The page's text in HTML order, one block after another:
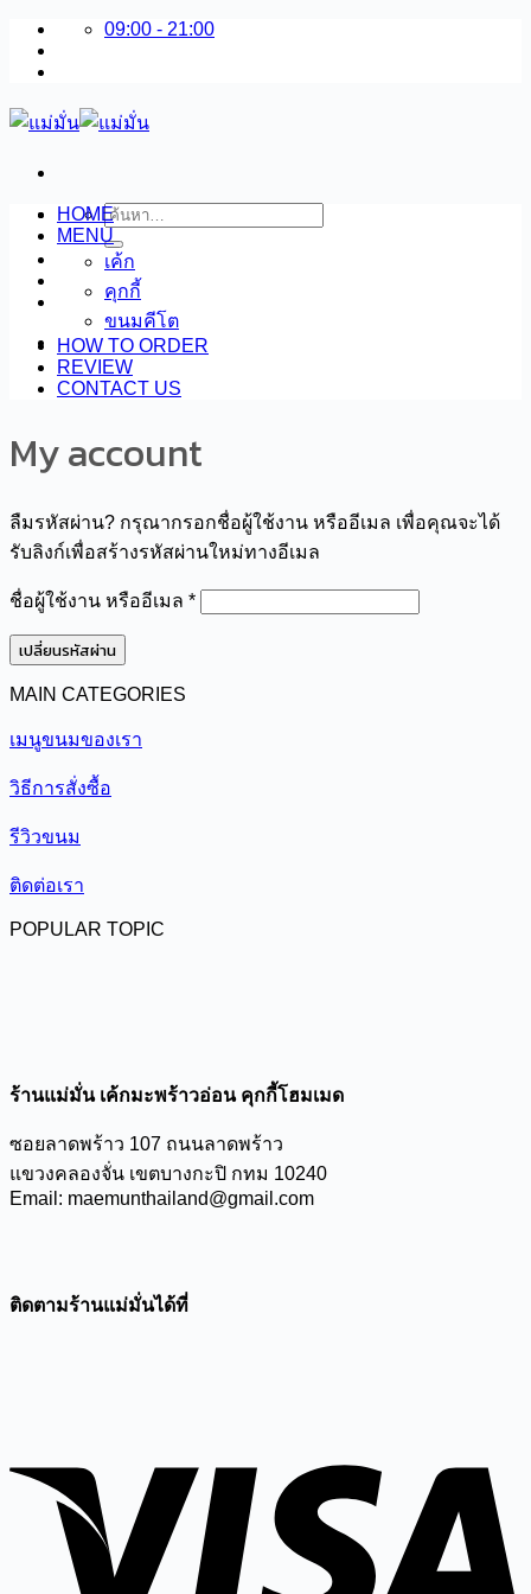
ข้าม
เนื้อหา
09:00 - 21:00
ค้นหา:
HOME
MENU
เค้ก
คุกกี้
ขนมคีโต
HOW TO ORDER
REVIEW
CONTACT US
My account
ลืมรหัสผ่าน? กรุณากรอกชื่อผู้ใช้งาน หรืออีเมล เพื่อคุณจะได้
รับลิงก์เพื่อสร้างรหัสผ่านใหม่ทางอีเมล
ชื่อผู้ใช้งาน หรืออีเมล *ต้องการ
เปลี่ยนรหัสผ่าน
MAIN CATEGORIES
เมนูขนมของเรา
วิธีการสั่งซื้อ
รีวิวขนม
ติดต่อเรา
POPULAR TOPIC
ร้านแม่มั่น เค้กมะพร้าวอ่อน คุกกี้โฮมเมด
ซอยลาดพร้าว 107 ถนนลาดพร้าว
แขวงคลองจั่น เขตบางกะปิ กทม 10240
Email: maemunthailand@gmail.com
ติดตามร้านแม่มั่นได้ที่